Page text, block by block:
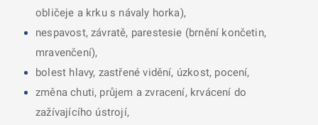
obličeje a krku s návaly horka),
nespavost, závratě, parestesie (brnění končetin,
mravenčení),
bolest hlavy, zastřené vidění, úzkost, pocení,
změna chuti, průjem a zvracení, krvácení do
zažívajícího ústrojí,